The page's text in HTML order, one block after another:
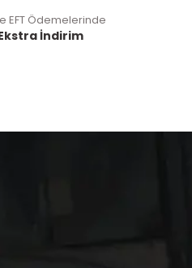
EFT Ödemelerinde
İndirim